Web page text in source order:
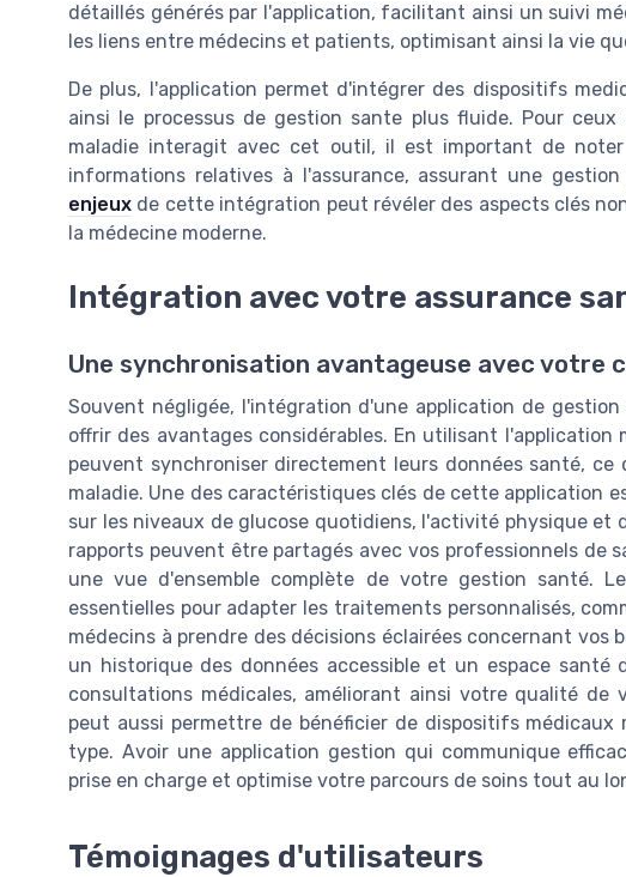
détaillés générés par l'application, facilitant ainsi un suivi
les liens entre médecins et patients, optimisant ainsi la vie
De plus, l'application permet d'intégrer des dispositifs
ainsi le processus de gestion sante plus fluide. Pour
maladie interagit avec cet outil, il est important de
informations relatives à l'assurance, assurant une
enjeux de cette intégration peut révéler des aspects clés
la médecine moderne.
Intégration avec votre assurance
Une synchronisation avantageuse avec votre
Souvent négligée, l'intégration d'une application de
offrir des avantages considérables. En utilisant
peuvent synchroniser directement leurs données santé,
maladie. Une des caractéristiques clés de cette application
sur les niveaux de glucose quotidiens, l'activité physique et
rapports peuvent être partagés avec vos professionnels de
une vue d'ensemble complète de votre gestion santé.
essentielles pour adapter les traitements personnalisés,
médecins à prendre des décisions éclairées concernant vos
un historique des données accessible et un espace santé
consultations médicales, améliorant ainsi votre qualité de
peut aussi permettre de bénéficier de dispositifs
type. Avoir une application gestion qui communique
prise en charge et optimise votre parcours de soins tout au
Témoignages d'utilisateurs